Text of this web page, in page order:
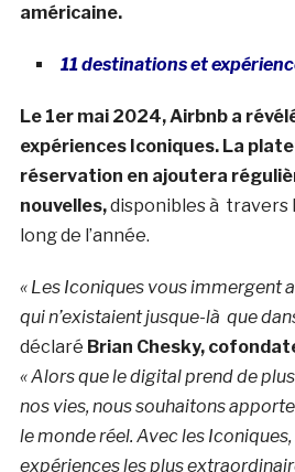
américaine.
11 destinations et
Le 1er mai 2024, Airbnb a
expériences Iconiques. La
réservation en ajoutera
nouvelles,disponibles à travers
long de l’année.
« Les Iconiques vous immergent
qui n’existaient jusque-là que
déclaré Brian Chesky,
« Alors que le digital prend de
nos vies, nous souhaitons
le monde réel. Avec les
expériences les plus